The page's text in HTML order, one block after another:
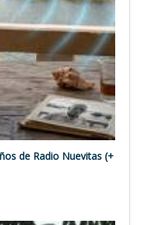
de Radio Nuevitas (+